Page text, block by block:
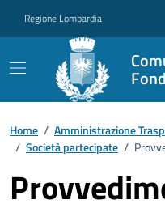
Regione Lombardia
Home / Amministrazione
/ Società partecipate /